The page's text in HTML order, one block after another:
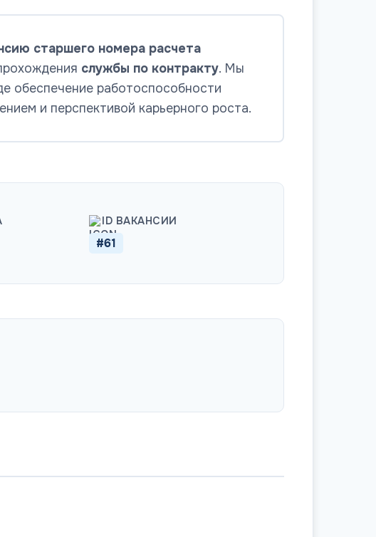
старшего номера расчета
службы по контракту. Мы
обеспечение работоспособности
и перспективой карьерного роста.
ID ВАКАНСИИ
#61